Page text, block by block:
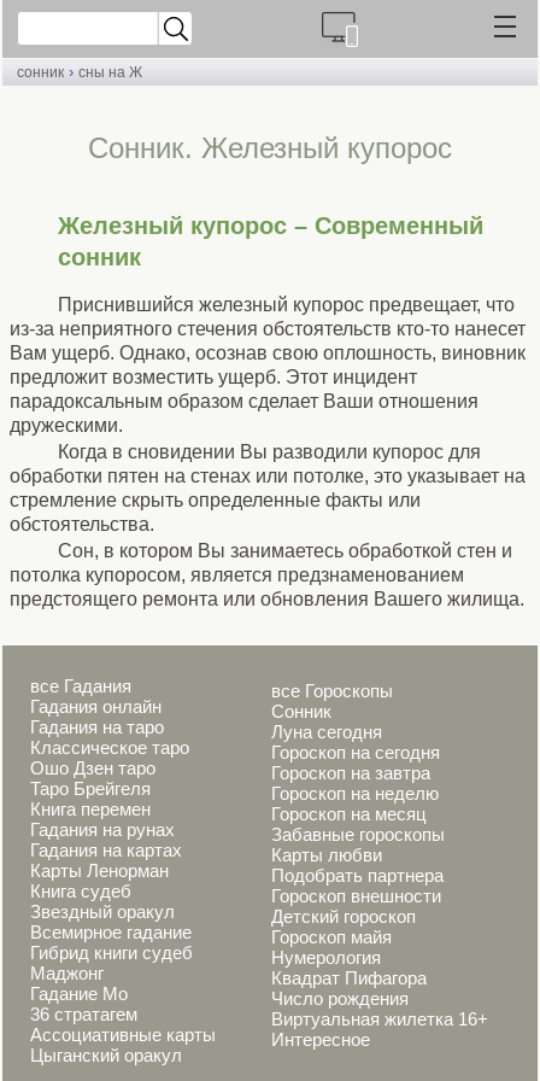
сонник › сны на Ж
Cонник. Железный купорос
Железный купорос – Современный
сонник
Приснившийся железный купорос предвещает, что
из-за неприятного стечения обстоятельств кто-то нанесет
Вам ущерб. Однако, осознав свою оплошность, виновник
предложит возместить ущерб. Этот инцидент
парадоксальным образом сделает Ваши отношения
дружескими.
Когда в сновидении Вы разводили купорос для
обработки пятен на стенах или потолке, это указывает на
стремление скрыть определенные факты или
обстоятельства.
Сон, в котором Вы занимаетесь обработкой стен и
потолка купоросом, является предзнаменованием
предстоящего ремонта или обновления Вашего жилища.
все Гадания
Гадания онлайн
Гадания на таро
Классическое таро
Ошо Дзен таро
Таро Брейгеля
Книга перемен
Гадания на рунах
Гадания на картах
Карты Ленорман
Книга судеб
Звездный оракул
Всемирное гадание
Гибрид книги судеб
Маджонг
Гадание Мо
36 стратагем
Ассоциативные карты
Цыганский оракул
все Гороскопы
Сонник
Луна сегодня
Гороскоп на сегодня
Гороскоп на завтра
Гороскоп на неделю
Гороскоп на месяц
Забавные гороскопы
Карты любви
Подобрать партнера
Гороскоп внешности
Детский гороскоп
Гороскоп майя
Нумерология
Квадрат Пифагора
Число рождения
Виртуальная жилетка 16+
Интересное